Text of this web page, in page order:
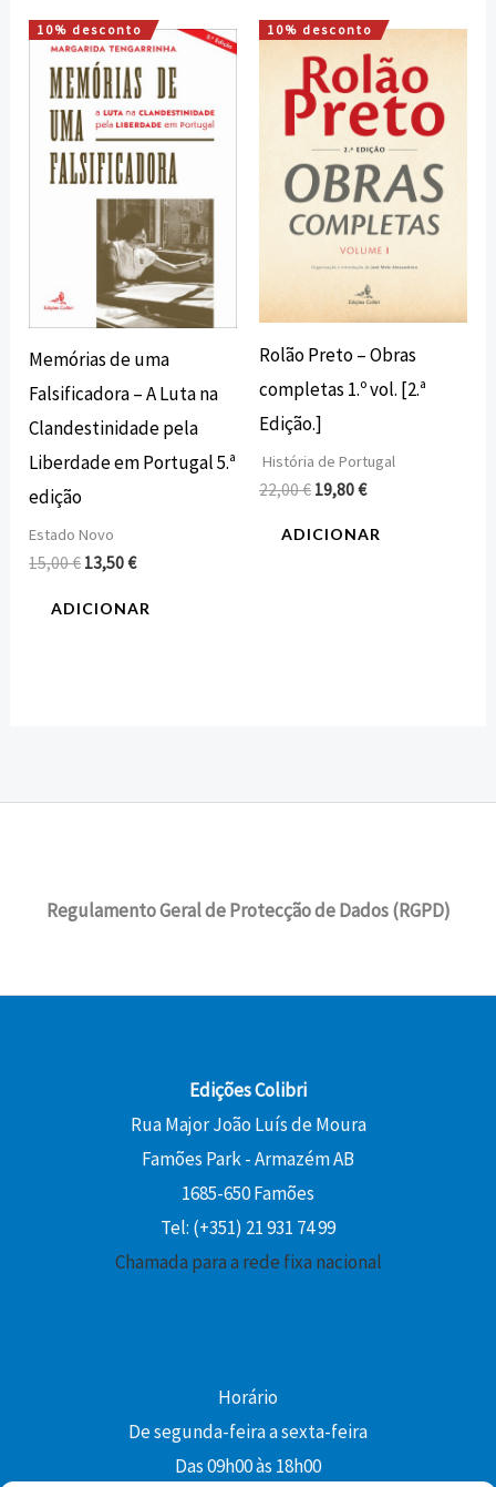
10% desconto
Memórias de uma
Falsificadora – A Luta na
Clandestinidade pela
Liberdade em Portugal 5.ª
edição
Estado Novo
15,00€
O
preço
original
era:
15,00 €.
13,50€
O
preço
atual
é:
13,50 €.
ADICIONAR
10% desconto
Rolão Preto – Obras
completas 1.º vol. [2.ª
Edição.]
História de Portugal
22,00€
O
preço
original
era:
22,00 €.
19,80€
O
preço
atual
é:
19,80 €.
ADICIONAR
Regulamento Geral de Protecção de Dados (RGPD)
Edições Colibri
Rua Major João Luís de Moura
Famões Park - Armazém AB
1685-650 Famões
Tel: (+351) 21 931 74 99
Chamada para a rede fixa nacional
Horário
De segunda-feira a sexta-feira
Das 09h00 às 18h00